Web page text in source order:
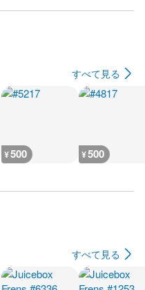
すべて見る
¥500 ¥500
すべて見る